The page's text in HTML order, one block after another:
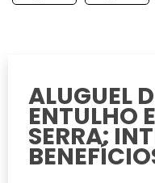
ALUGUEL
ENTULHO
SERRA: